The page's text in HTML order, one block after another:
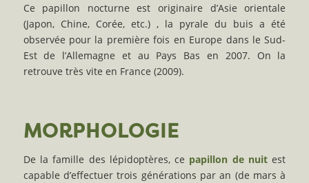
Ce papillon nocturne est originaire d’Asie orientale
(Japon, Chine, Corée, etc.) , la pyrale du buis a été
observée pour la première fois en Europe dans le Sud-
Est de l’Allemagne et au Pays Bas en 2007. On la
retrouve très vite en France (2009).
MORPHOLOGIE
De la famille des lépidoptères, ce papillon de nuit est
capable d’effectuer trois générations par an (de mars à